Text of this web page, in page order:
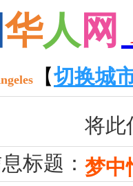
华人 网
【切换城
】 【租房
将此
标题： 梦中